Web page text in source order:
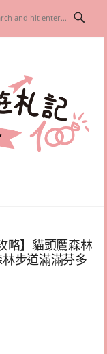
略】貓頭鷹森林
步道滿滿芬多